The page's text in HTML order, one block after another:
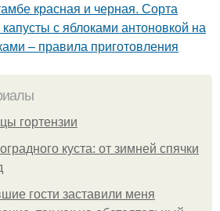
красная и черная. Сорта
с яблоками антоновкой на
– правила приготовления
гортензии
куста: от зимней спячки
гости заставили меня